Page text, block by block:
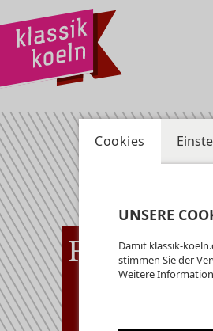
Fr 07.08
19:00 Uhr
Cookies
UNSERE
Damit klassik-
stimmen Sie der
Weitere